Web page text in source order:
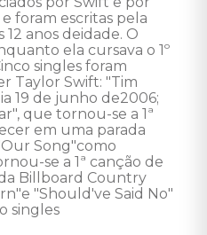
e foram escritas pela
anos deidade. O
ela cursava o 1º
singles foram
Taylor Swift: "Tim
19 de junho de2006;
que tornou-se a 1ª
em uma parada
Song"como
se a 1ª canção de
Billboard Country
"Should've Said No"
singles